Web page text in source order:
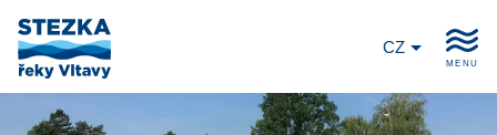
CZ
MENU